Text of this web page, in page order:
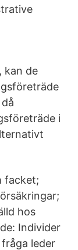
kan de
i
facket;
hos
Individer
leder